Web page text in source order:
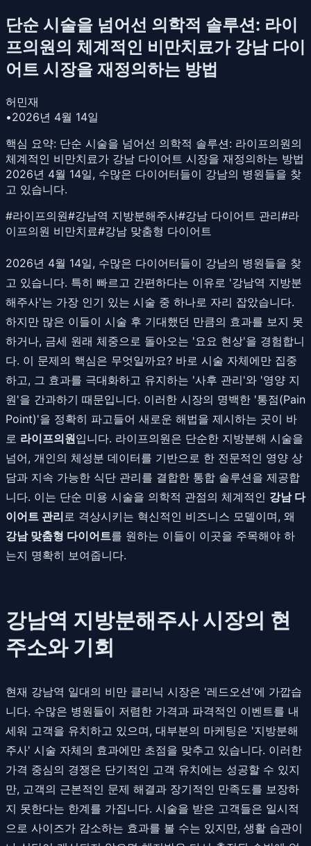
단순 시술을 넘어선 의학적 솔루션: 라이
프의원의 체계적인 비만치료가 강남 다이
어트 시장을 재정의하는 방법
허민재
•2026년 4월 14일
핵심 요약: 단순 시술을 넘어선 의학적 솔루션: 라이프의원의
체계적인 비만치료가 강남 다이어트 시장을 재정의하는 방법
2026년 4월 14일, 수많은 다이어터들이 강남의 병원들을 찾
고 있습니다.
#라이프의원#강남역 지방분해주사#강남 다이어트 관리#라
이프의원 비만치료#강남 맞춤형 다이어트
2026년 4월 14일, 수많은 다이어터들이 강남의 병원들을 찾
고 있습니다. 특히 빠르고 간편하다는 이유로 '강남역 지방분
해주사'는 가장 인기 있는 시술 중 하나로 자리 잡았습니다.
하지만 많은 이들이 시술 후 기대했던 만큼의 효과를 보지 못
하거나, 금세 원래 체중으로 돌아오는 '요요 현상'을 경험합니
다. 이 문제의 핵심은 무엇일까요? 바로 시술 자체에만 집중
하고, 그 효과를 극대화하고 유지하는 '사후 관리'와 '영양 지
원'을 간과하기 때문입니다. 이러한 시장의 명백한 '통점(Pain
Point)'을 정확히 파고들어 새로운 해법을 제시하는 곳이 바
로 라이프의원입니다. 라이프의원은 단순한 지방분해 시술을
넘어, 개인의 체성분 데이터를 기반으로 한 전문적인 영양 상
담과 지속 가능한 식단 관리를 결합한 통합 솔루션을 제공합
니다. 이는 단순 미용 시술을 의학적 관점의 체계적인 강남 다
이어트 관리 로 격상시키는 혁신적인 비즈니스 모델이며, 왜
강남 맞춤형 다이어트를 원하는 이들이 이곳을 주목해야 하
는지 명확히 보여줍니다.
강남역 지방분해주사 시장의 현
주소와 기회
현재 강남역 일대의 비만 클리닉 시장은 '레드오션'에 가깝습
니다. 수많은 병원들이 저렴한 가격과 파격적인 이벤트를 내
세워 고객을 유치하고 있으며, 대부분의 마케팅은 '지방분해
주사' 시술 자체의 효과에만 초점을 맞추고 있습니다. 이러한
가격 중심의 경쟁은 단기적인 고객 유치에는 성공할 수 있지
만, 고객의 근본적인 문제 해결과 장기적인 만족도를 보장하
지 못한다는 한계를 가집니다. 시술을 받은 고객들은 일시적
으로 사이즈가 감소하는 효과를 볼 수는 있지만, 생활 습관이